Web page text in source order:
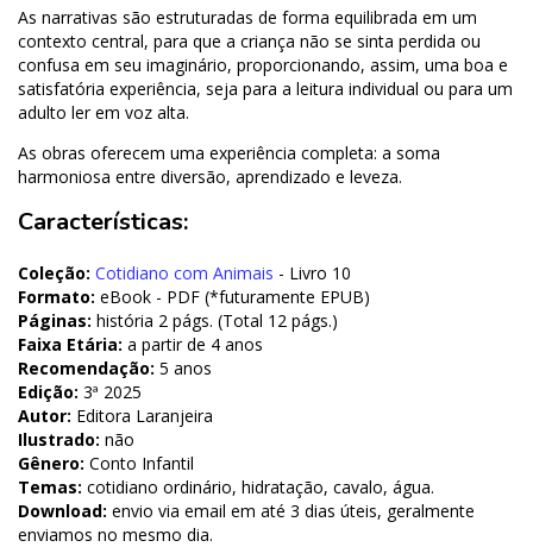
As narrativas são estruturadas de forma equilibrada em um
contexto central, para que a criança não se sinta perdida ou
confusa em seu imaginário, proporcionando, assim, uma boa e
satisfatória experiência, seja para a leitura individual ou para um
adulto ler em voz alta.
As obras oferecem uma experiência completa: a soma
harmoniosa entre diversão, aprendizado e leveza.
Características:
Coleção: Cotidiano com Animais - Livro 10
Formato: eBook - PDF (*futuramente EPUB)
Páginas: história 2 págs. (Total 12 págs.)
Faixa Etária: a partir de 4 anos
Recomendação: 5 anos
Edição: 3ª 2025
Autor: Editora Laranjeira
Ilustrado: não
Gênero: Conto Infantil
Temas: cotidiano ordinário, hidratação, cavalo, água.
Download: envio via email em até 3 dias úteis, geralmente
enviamos no mesmo dia.